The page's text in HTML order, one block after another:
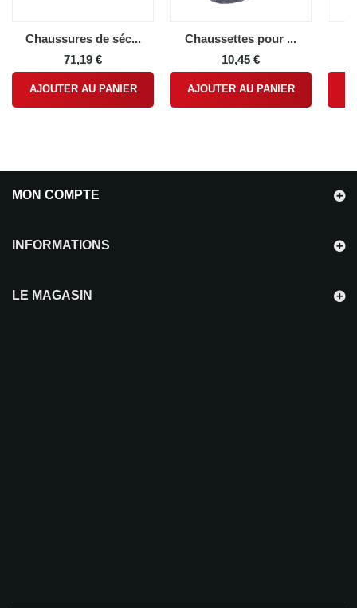
Chaussures de séc...
71,19 €
AJOUTER AU PANIER
Chaussettes pour ...
10,45 €
AJOUTER AU PANIER
MON COMPTE
INFORMATIONS
LE MAGASIN